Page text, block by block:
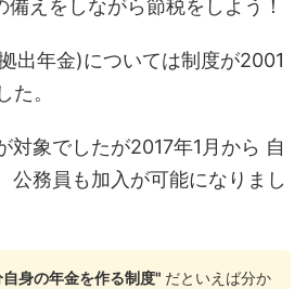
えをしながら節税をしよう！
出年金)については制度が2001
た。
対象でしたが2017年1月から 自
公務員も加入が可能になりまし
身の年金を作る制度" だといえば分か